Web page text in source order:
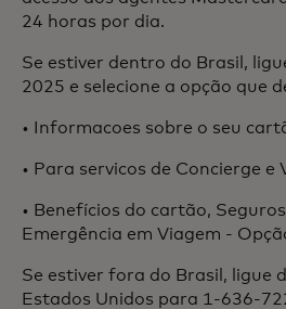
24 horas por dia.
Se estiver dentro do Brasil,
2025 e selecione a opção que
• Informacoes sobre o seu
• Para servicos de Concierge e
• Benefícios do cartão,
Emergência em Viagem -
Se estiver fora do Brasil, ligue
Estados Unidos para 1-636-